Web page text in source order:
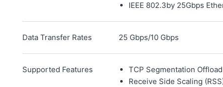
IEEE 802.3by 25Gbps
Data Transfer Rates 25 Gbps/10 Gbps
Supported Features
TCP Segmentation
Receive Side Scaling